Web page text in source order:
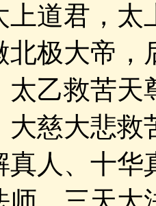
上道君，
北极大帝
太乙救苦
大慈大悲
真人、十